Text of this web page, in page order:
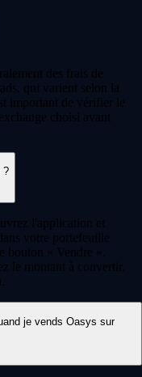
des frais de
qui varient selon la
important de vérifier le
choisi avant
?
l'application et
votre portefeuille
bouton « Vendre ».
le montant à convertir,
je vends Oasys sur